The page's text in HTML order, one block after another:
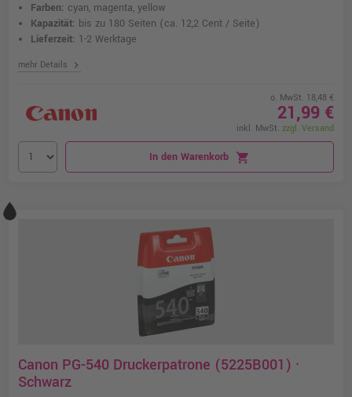
Farben: cyan, magenta, yellow
Kapazität: bis zu 180 Seiten (ca. 12,2 Cent / Seite)
Lieferzeit: 1-2 Werktage
mehr Details chevron_right
o. MwSt. 18,48 €
21,99 €
inkl. MwSt. zzgl. Versand
In den Warenkorb shopping_cart
Canon PG-540 Druckerpatrone (5225B001) ·
Schwarz